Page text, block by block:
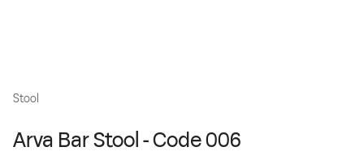
Stool
Arva Bar Stool - Code 006